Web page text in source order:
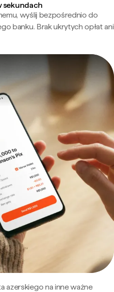
sekundach
wyślij bezpośrednio do
banku. Brak ukrytych opłat ani
azerskiego na inne ważne